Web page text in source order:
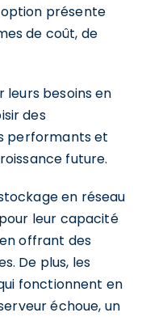
présente
de coût, de
leurs besoins en
des
performants et
future.
en réseau
leur capacité
offrant des
De plus, les
fonctionnent en
échoue, un